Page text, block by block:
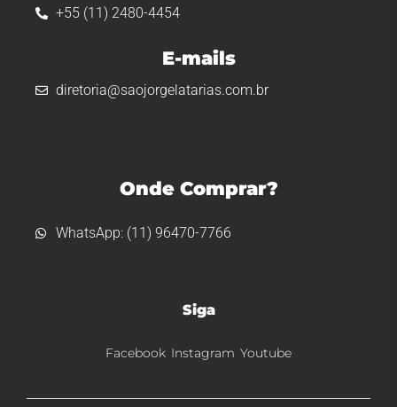
+55 (11) 2480-4454
E-mails
diretoria@saojorgelatarias.com.br
Onde Comprar?
WhatsApp: (11) 96470-7766
Siga
Facebook Instagram Youtube